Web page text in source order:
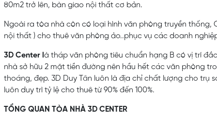
80m2 trở lên, bàn giao nội thất cơ bản.
Ngoài ra tòa nhà còn có loại hình văn phòng truyền thống,
nội thất ) cho thuê văn phòng ảo..phục vụ các doanh
3D Center l à tháp văn phòng tiêu chuẩn hạng B có vị trí
nhà sở hữu 2 mặt tiền đường nên hầu hết các văn phòng
thoáng, đẹp. 3D Duy Tân luôn là địa chỉ chất lượng cho trụ
luôn duy trì tỷ lệ cho thuê từ 90% đến 100%.
TỔNG QUAN TÒA NHÀ 3D CENTER